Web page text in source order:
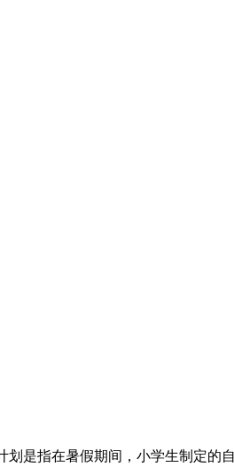
划是指在暑假期间，小学生制定